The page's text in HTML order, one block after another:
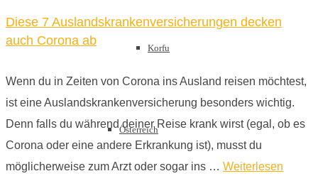
Korfu
Österreich
Diese 7 Auslandskrankenversicherungen decken
auch Corona ab
Wenn du in Zeiten von Corona ins Ausland reisen möchtest,
ist eine Auslandskrankenversicherung besonders wichtig.
Denn falls du während deiner Reise krank wirst (egal, ob es
Corona oder eine andere Erkrankung ist), musst du
möglicherweise zum Arzt oder sogar ins … Weiterlesen